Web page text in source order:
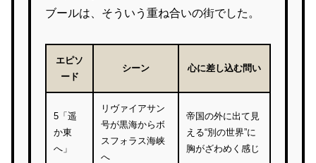
ブールは、そういう重ね合いの街でした。
エピソ
ード
シーン 心に差し込む問い
5「遥
か東
へ」
リヴァイアサン
号が黒海からボ
スフォラス海峡
へ
帝国の外に出て見
える“別の世界”に
胸がざわめく感じ